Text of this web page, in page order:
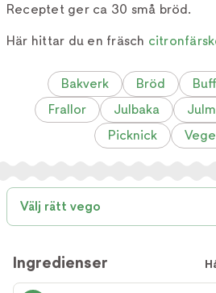
Receptet ger ca 30 små bröd.
Här hittar du en fräsch
Bakverk Bröd
Frallor
Julbaka
Picknick
Välj rätt vego
Ingredienser